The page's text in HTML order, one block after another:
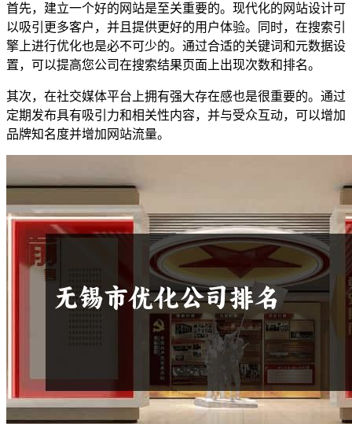
首先，建立一个好的网站是至关重要的。现代化的网站设计可
以吸引更多客户，并且提供更好的用户体验。同时，在搜索引
擎上进行优化也是必不可少的。通过合适的关键词和元数据设
置，可以提高您公司在搜索结果页面上出现次数和排名。
其次，在社交媒体平台上拥有强大存在感也是很重要的。通过
定期发布具有吸引力和相关性内容，并与受众互动，可以增加
品牌知名度并增加网站流量。